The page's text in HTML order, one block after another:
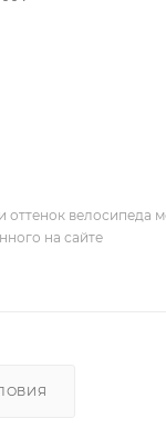
оттенок велосипеда
на сайте